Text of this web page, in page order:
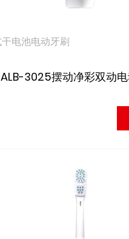
电池电动牙刷
ALB-3025摆动净彩双动